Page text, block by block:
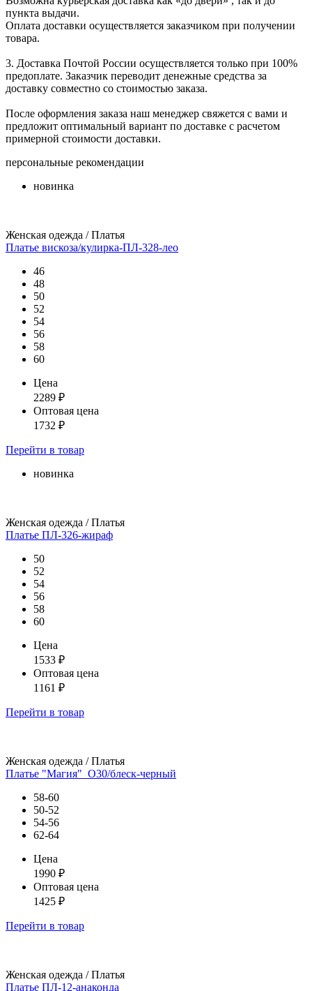
пункта выдачи.
Оплата доставки осуществляется заказчиком при получении
товара.
3. Доставка Почтой России осуществляется только при 100%
предоплате. Заказчик переводит денежные средства за
доставку совместно со стоимостью заказа.
После оформления заказа наш менеджер свяжется с вами и
предложит оптимальный вариант по доставке с расчетом
примерной стоимости доставки.
персональные рекомендации
новинка
Женская одежда / Платья
Платье вискоза/кулирка-ПЛ-328-лео
46
48
50
52
54
56
58
60
Цена
2289 ₽
Оптовая цена
1732 ₽
Перейти в товар
новинка
Женская одежда / Платья
Платье ПЛ-326-жираф
50
52
54
56
58
60
Цена
1533 ₽
Оптовая цена
1161 ₽
Перейти в товар
Женская одежда / Платья
Платье "Магия"_О30/блеск-черный
58-60
50-52
54-56
62-64
Цена
1990 ₽
Оптовая цена
1425 ₽
Перейти в товар
Женская одежда / Платья
Платье ПЛ-12-анаконда